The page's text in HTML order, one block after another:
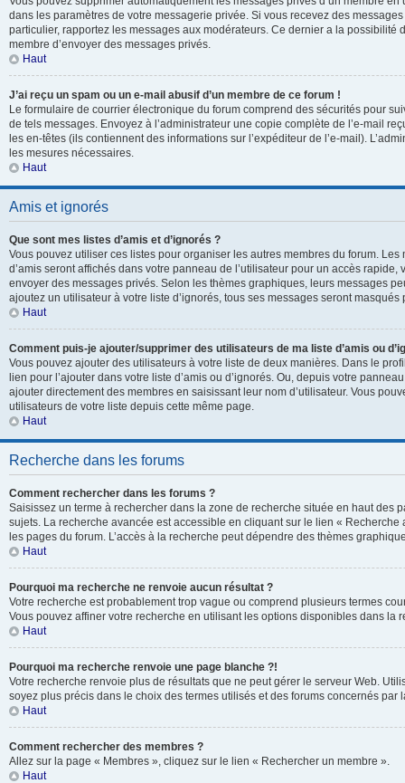
dans les paramètres de votre messagerie privée. Si vous recevez des
particulier, rapportez les messages aux modérateurs. Ce dernier a la possibilité
membre d’envoyer des messages privés.
Haut
J’ai reçu un spam ou un e-mail abusif d’un membre de ce forum !
Le formulaire de courrier électronique du forum comprend des sécurités pour
de tels messages. Envoyez à l’administrateur une copie complète de l’e-mail
les en-têtes (ils contiennent des informations sur l’expéditeur de l’e-mail).
les mesures nécessaires.
Haut
Amis et ignorés
Que sont mes listes d’amis et d’ignorés ?
Vous pouvez utiliser ces listes pour organiser les autres membres du forum. Les
d’amis seront affichés dans votre panneau de l’utilisateur pour un accès
envoyer des messages privés. Selon les thèmes graphiques, leurs messages
ajoutez un utilisateur à votre liste d’ignorés, tous ses messages seront masqués
Haut
Comment puis-je ajouter/supprimer des utilisateurs de ma liste d’amis ou
Vous pouvez ajouter des utilisateurs à votre liste de deux manières. Dans le
lien pour l’ajouter dans votre liste d’amis ou d’ignorés. Ou, depuis votre
ajouter directement des membres en saisissant leur nom d’utilisateur. Vous
utilisateurs de votre liste depuis cette même page.
Haut
Recherche dans les forums
Comment rechercher dans les forums ?
Saisissez un terme à rechercher dans la zone de recherche située en haut des
sujets. La recherche avancée est accessible en cliquant sur le lien «
les pages du forum. L’accès à la recherche peut dépendre des thèmes
Haut
Pourquoi ma recherche ne renvoie aucun résultat ?
Votre recherche est probablement trop vague ou comprend plusieurs termes
Vous pouvez affiner votre recherche en utilisant les options disponibles dans la
Haut
Pourquoi ma recherche renvoie une page blanche ?!
Votre recherche renvoie plus de résultats que ne peut gérer le serveur Web.
soyez plus précis dans le choix des termes utilisés et des forums concernés par
Haut
Comment rechercher des membres ?
Allez sur la page « Membres », cliquez sur le lien « Rechercher un membre ».
Haut